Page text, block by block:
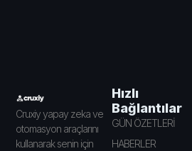
Cruxiy yapay zeka ve
otomasyon araçlarını
kullanarak senin için
Hızlı
Bağlantılar
GÜN ÖZETLERİ
HABERLER